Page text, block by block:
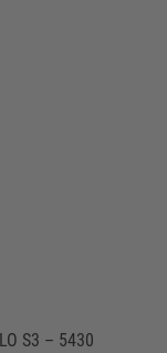
S3 – 5430